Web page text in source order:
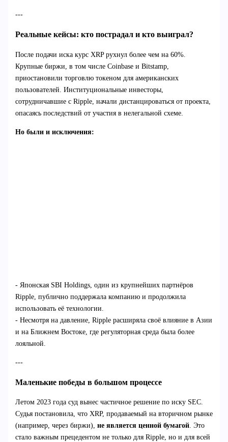
---
Реальные кейсы: кто пострадал и кто выиграл?
После подачи иска курс XRP рухнул более чем на 60%.
Крупные биржи, в том числе Coinbase и Bitstamp,
приостановили торговлю токеном для американских
пользователей. Институциональные инвесторы,
сотрудничавшие с Ripple, начали дистанцироваться от проекта,
опасаясь последствий от участия в нелегальной схеме.
Но были и исключения:
- Японская SBI Holdings, один из крупнейших партнёров
Ripple, публично поддержала компанию и продолжила
использовать её технологии.
- Несмотря на давление, Ripple расширяла своё влияние в Азии
и на Ближнем Востоке, где регуляторная среда была более
лояльной.
---
Маленькие победы в большом процессе
Летом 2023 года суд вынес частичное решение по иску SEC.
Судья постановила, что XRP, продаваемый на вторичном рынке
(например, через биржи), не является ценной бумагой. Это
стало важным прецедентом не только для Ripple, но и для всей